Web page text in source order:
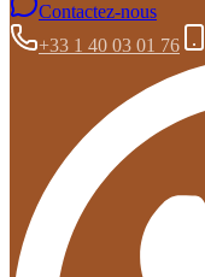
Contactez-nous
+33 1 40 03 01 76